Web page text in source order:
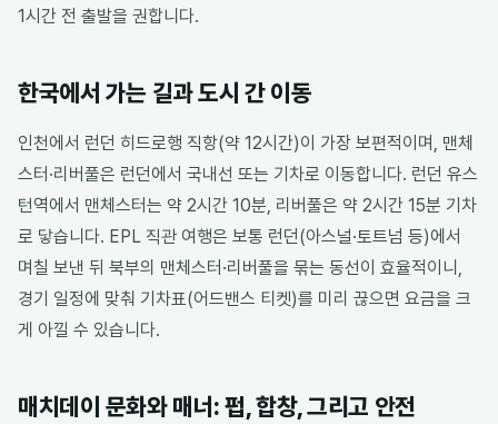
1시간 전 출발을 권합니다.
한국에서 가는 길과 도시 간 이동
인천에서 런던 히드로행 직항(약 12시간)이 가장 보편적이며, 맨체
스터·리버풀은 런던에서 국내선 또는 기차로 이동합니다. 런던 유스
턴역에서 맨체스터는 약 2시간 10분, 리버풀은 약 2시간 15분 기차
로 닿습니다. EPL 직관 여행은 보통 런던(아스널·토트넘 등)에서
며칠 보낸 뒤 북부의 맨체스터·리버풀을 묶는 동선이 효율적이니,
경기 일정에 맞춰 기차표(어드밴스 티켓)를 미리 끊으면 요금을 크
게 아낄 수 있습니다.
매치데이 문화와 매너: 펍, 합창, 그리고 안전